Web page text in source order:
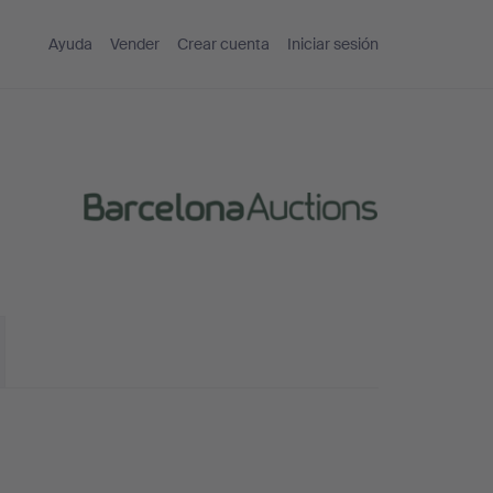
Ayuda Vender Crear cuenta Iniciar sesión